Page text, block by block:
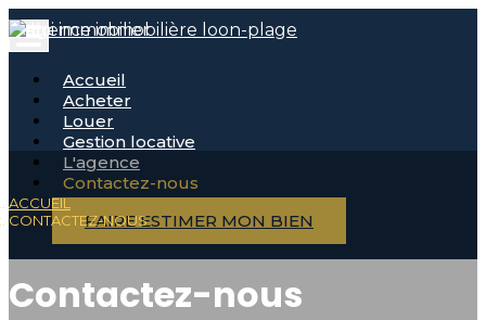
Sellci immobilier
Accueil
Acheter
Louer
Gestion locative
L'agence
Contactez-nous
FAIRE ESTIMER MON BIEN
Contactez-nous
ACCUEIL
CONTACTEZ-NOUS